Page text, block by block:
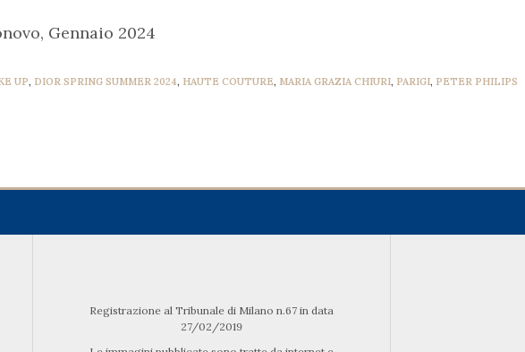
Gennaio 2024
UP, DIOR SPRING SUMMER 2024, HAUTE COUTURE, MARIA GRAZIA CHIURI, PARIGI, PETER PHILIPS
Registrazione al Tribunale di Milano n.67 in data
27/02/2019